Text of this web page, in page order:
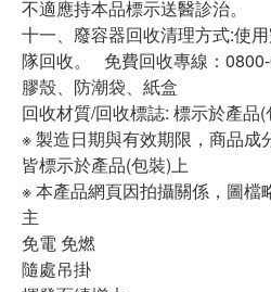
不適應持本品標示送醫診治。
十一、廢容器回收清理方式:使
隊回收。 免費回收專線：
膠殼、防潮袋、紙盒
回收材質/回收標誌: 標示於產品(
※ 製造日期與有效期限，商品成
皆標示於產品(包裝)上
※ 本產品網頁因拍攝關係，圖檔
主
免電 免燃
隨處吊掛